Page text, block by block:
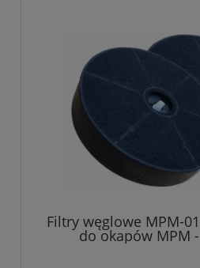
Filtry węglowe MPM-
do okapów MPM